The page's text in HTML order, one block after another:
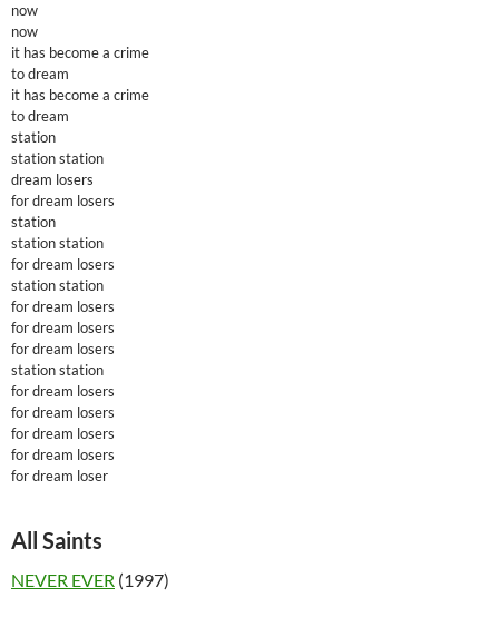
now
now
it has become a crime
to dream
it has become a crime
to dream
station
station station
dream losers
for dream losers
station
station station
for dream losers
station station
for dream losers
for dream losers
for dream losers
station station
for dream losers
for dream losers
for dream losers
for dream losers
for dream loser
All Saints
NEVER EVER (1997)